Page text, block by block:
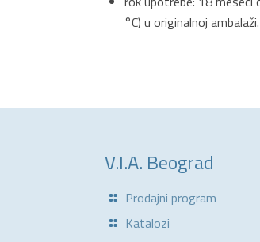
°C) u originalnoj ambalaži.
V.I.A. Beograd
Prodajni program
Katalozi